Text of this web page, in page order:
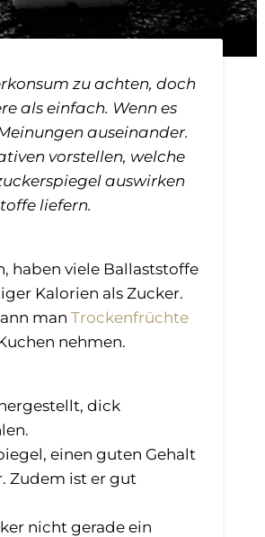
zu achten, doch
als einfach. Wenn es
auseinander.
vorstellen, welche
auswirken
liefern.
haben viele Ballaststoffe
Kalorien als Zucker.
man Trockenfrüchte
nehmen.
dick
einen guten Gehalt
Zudem ist er gut
nicht gerade ein